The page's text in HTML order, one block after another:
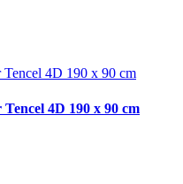
4D 190 x 90 cm